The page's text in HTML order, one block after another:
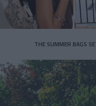
THE SUMMER BAGS